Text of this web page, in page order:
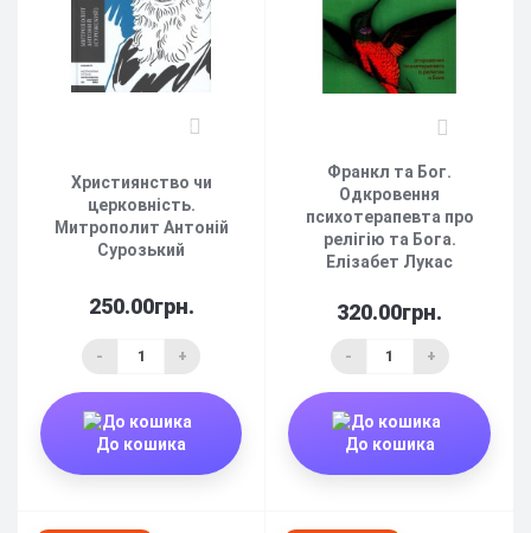
Християнство чи
церковність.
Митрополит Антоній
Сурозький
250.00грн.
- +
До кошика
Франкл та Бог.
Одкровення
психотерапевта про
релігію та Бога.
Елізабет Лукас
320.00грн.
- +
До кошика